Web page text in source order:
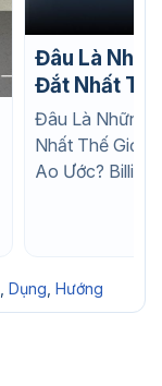
Đâu Là
Đắt Nhất
Nào Cũng
Đâu Là Những
Nhất Thế Giới
Ao Ước?
Dụng Hướng